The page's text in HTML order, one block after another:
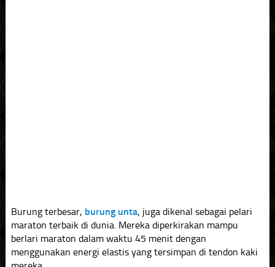
Burung terbesar, burung unta, juga dikenal sebagai pelari
maraton terbaik di dunia. Mereka diperkirakan mampu
berlari maraton dalam waktu 45 menit dengan
menggunakan energi elastis yang tersimpan di tendon kaki